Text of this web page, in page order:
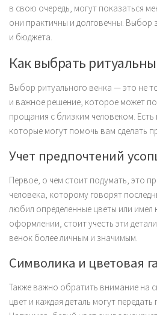
в свою очередь, могут показаться
они практичны и долговечны. Выбор
и бюджета.
Как выбрать
Выбор ритуального венка — это не
и важное решение, которое может
прощания с близким человеком.
которые могут помочь вам сделать
Учет предпочтений
Первое, о чем стоит подумать, это
человека, которому говорят
любил определенные цветы или имел
оформлении, стоит учесть эти
венок более личным и значимым.
Символика и цветовая
Также важно обратить внимание на
цвет и каждая деталь могут передать